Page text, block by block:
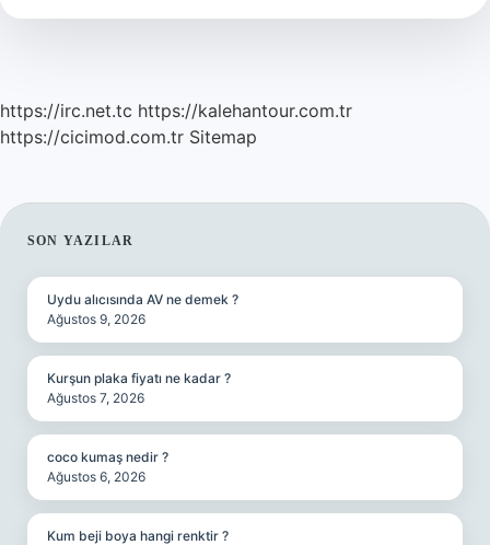
Paraya
https://irc.net.tc https://kalehantour.com.tr
https://cicimod.com.tr Sitemap
SIDEBAR
SON YAZILAR
Uydu alıcısında AV ne demek ?
Ağustos 9, 2026
Kurşun plaka fiyatı ne kadar ?
Ağustos 7, 2026
coco kumaş nedir ?
Ağustos 6, 2026
Kum beji boya hangi renktir ?